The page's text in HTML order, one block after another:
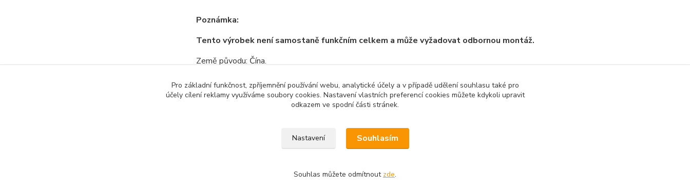
Poznámka:
Tento výrobek není samostaně funkčním celkem a může vyžadovat odbornou montáž.
Země původu: Čína.
Senzory a moduly
Součástky a elektronika
Pro základní funkčnost, zpříjemnění používání webu, analytické účely a v případě udělení souhlasu také pro
účely cílení reklamy využíváme soubory cookies. Nastavení vlastních preferencí cookies můžete kdykoli upravit
odkazem ve spodní části stránek.
Nastavení Souhlasím
Souhlas můžete odmítnout zde.